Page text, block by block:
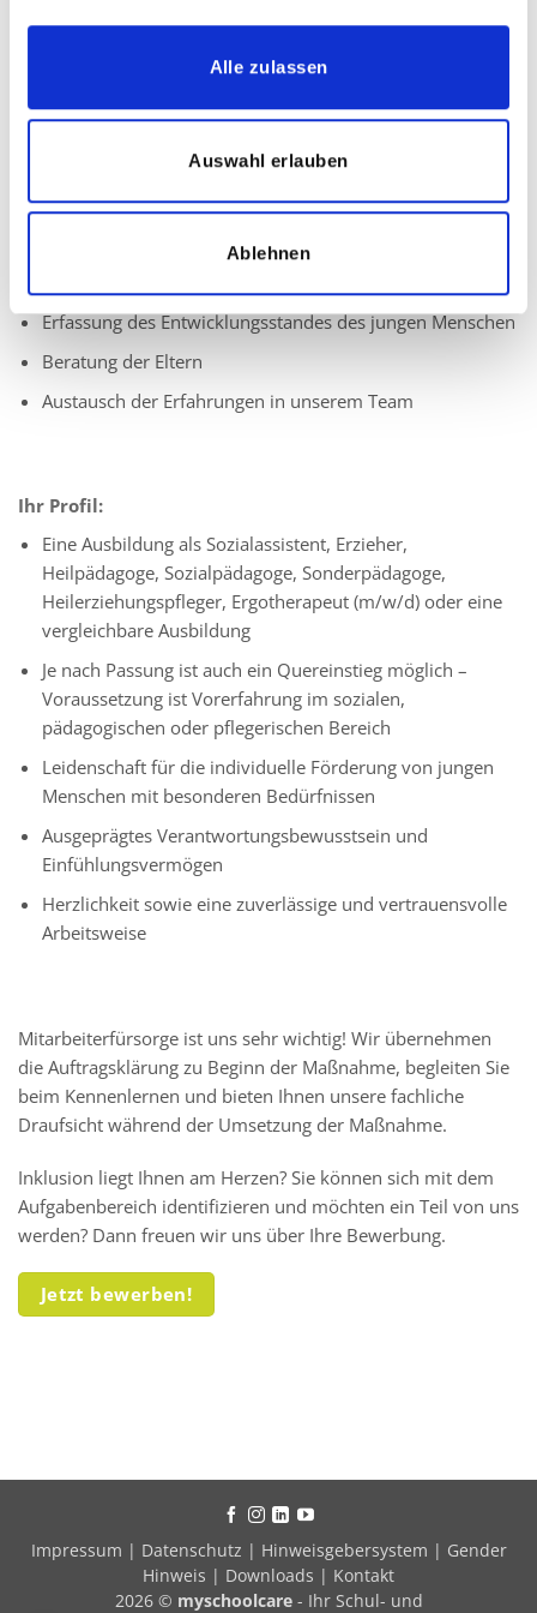
Alle zulassen
Auswahl erlauben
Ablehnen
Begleitung eines fest zugeteilten jungen Menschen mit
geistigen, körperlich-motorischen oder emotional-
Schulalltag
Individuelle und bedarfsgerechte Unterstützung und
Erfassung des Entwicklungsstandes des jungen Menschen
Beratung der Eltern
Austausch der Erfahrungen in unserem Team
Ihr Profil:
Eine Ausbildung als Sozialassistent, Erzieher,
Heilpädagoge, Sozialpädagoge, Sonderpädagoge,
Heilerziehungspfleger, Ergotherapeut (m/w/d) oder eine
vergleichbare Ausbildung
Je nach Passung ist auch ein Quereinstieg möglich –
Voraussetzung ist Vorerfahrung im sozialen,
pädagogischen oder pflegerischen Bereich
Leidenschaft für die individuelle Förderung von jungen
Menschen mit besonderen Bedürfnissen
Ausgeprägtes Verantwortungsbewusstsein und
Einfühlungsvermögen
Herzlichkeit sowie eine zuverlässige und vertrauensvolle
Arbeitsweise
Mitarbeiterfürsorge ist uns sehr wichtig! Wir übernehmen
die Auftragsklärung zu Beginn der Maßnahme, begleiten Sie
beim Kennenlernen und bieten Ihnen unsere fachliche
Draufsicht während der Umsetzung der Maßnahme.
Inklusion liegt Ihnen am Herzen? Sie können sich mit dem
Aufgabenbereich identifizieren und möchten ein Teil von uns
werden? Dann freuen wir uns über Ihre Bewerbung.
Jetzt bewerben!
Impressum | Datenschutz | Hinweisgebersystem | Gender
Hinweis | Downloads | Kontakt
2026 © myschoolcare- Ihr Schul- und